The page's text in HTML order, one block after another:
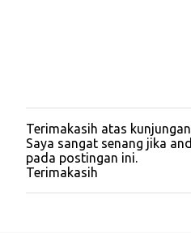
P
o
s
t
i
Terimakasih atas
Saya sangat senang jika
pada postingan ini.
Terimakasih